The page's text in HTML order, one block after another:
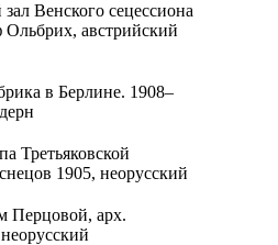
Венского сецессиона
Ольбрих, австрийский
в Берлине. 1908–
Третьяковской
1905, неорусский
Перцовой, арх.